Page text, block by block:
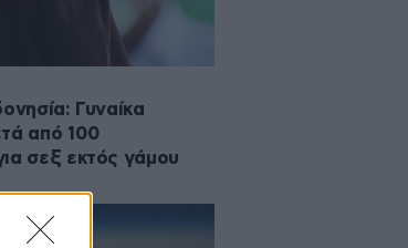
Γυναίκα
από 100
σεξ εκτός γάμου